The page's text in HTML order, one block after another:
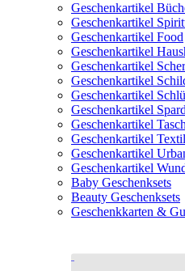
Geschenkartikel
Geschenkartikel
Geschenkartikel Food
Geschenkartikel
Geschenkartikel
Geschenkartikel
Geschenkartikel
Geschenkartikel
Geschenkartikel
Geschenkartikel
Geschenkartikel
Geschenkartikel
Baby Geschenksets
Beauty Geschenksets
Geschenkkarten &